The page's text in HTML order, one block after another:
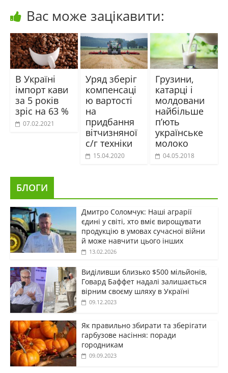
Вас може зацікавити:
В Україні
імпорт кави
за 5 років
зріс на 63 %
07.02.2021
Уряд зберіг
компенсаці
ю вартості
на
придбання
вітчизняної
с/г техніки
15.04.2020
Грузини,
катарці і
молдовани
найбільше
п’ють
українське
молоко
04.05.2018
БЛОГИ
Дмитро Соломчук: Наші аграрії
єдині у світі, хто вміє вирощувати
продукцію в умовах сучасної війни
й може навчити цього інших
13.02.2026
Виділивши близько $500 мільйонів,
Говард Баффет надалі залишається
вірним своєму шляху в Україні
09.12.2023
Як правильно збирати та зберігати
гарбузове насіння: поради
городникам
09.09.2023